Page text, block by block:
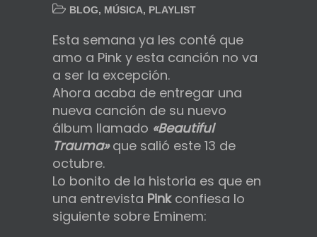
BLOG, MÚSICA, PLAYLIST
Esta semana ya les conté que
amo a Pink y esta canción no va
a ser la excepción.
Ahora acaba de entregar una
nueva canción de su nuevo
álbum llamado «Beautiful
Trauma» que salió este 13 de
octubre.
Lo bonito de la historia es que en
una entrevista Pinkconfiesa lo
siguiente sobre Eminem: